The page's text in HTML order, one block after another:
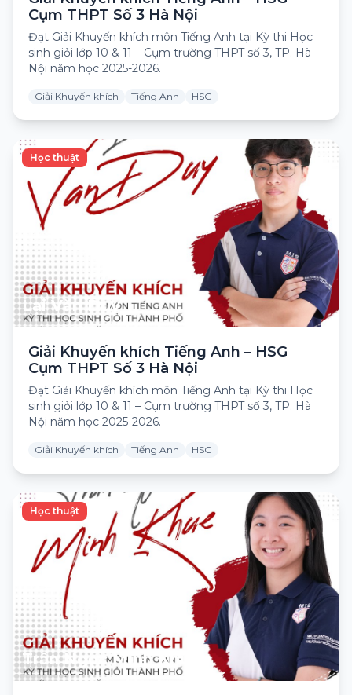
Cụm THPT Số 3 Hà Nội
Đạt Giải Khuyến khích môn Tiếng Anh tại Kỳ thi Học
sinh giỏi lớp 10 & 11 – Cụm trường THPT số 3, TP. Hà
Nội năm học 2025-2026.
Giải Khuyến khích Tiếng Anh HSG
Học thuật
Lại Văn Duy
Giải Khuyến khích Tiếng Anh – HSG
Cụm THPT Số 3 Hà Nội
Đạt Giải Khuyến khích môn Tiếng Anh tại Kỳ thi Học
sinh giỏi lớp 10 & 11 – Cụm trường THPT số 3, TP. Hà
Nội năm học 2025-2026.
Giải Khuyến khích Tiếng Anh HSG
Học thuật
Trần Ngọc Minh Khuê